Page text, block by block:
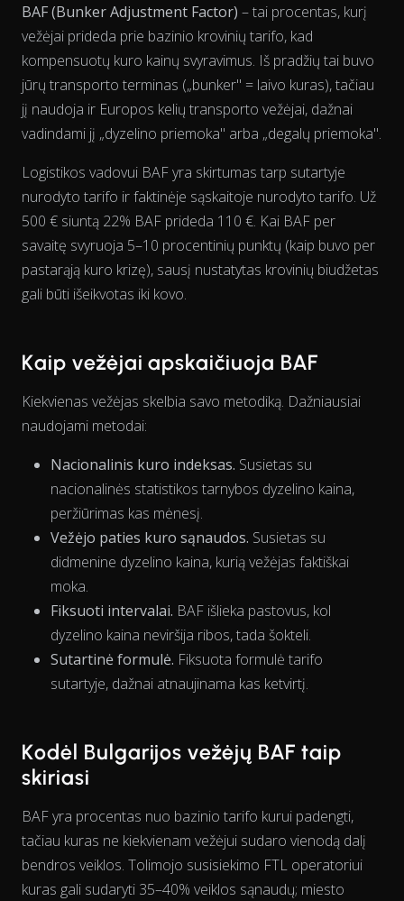
View as data table, Chart
BAF (Bunker Adjustment Factor) – tai procentas, kurį
vežėjai prideda prie bazinio krovinių tarifo, kad
kompensuotų kuro kainų svyravimus. Iš pradžių tai buvo
jūrų transporto terminas („bunker" = laivo kuras), tačiau
jį naudoja ir Europos kelių transporto vežėjai, dažnai
vadindami jį „dyzelino priemoka" arba „degalų priemoka".
Logistikos vadovui BAF yra skirtumas tarp sutartyje
nurodyto tarifo ir faktinėje sąskaitoje nurodyto tarifo. Už
500 € siuntą 22% BAF prideda 110 €. Kai BAF per
savaitę svyruoja 5–10 procentinių punktų (kaip buvo per
pastarąją kuro krizę), sausį nustatytas krovinių biudžetas
gali būti išeikvotas iki kovo.
Kaip vežėjai apskaičiuoja BAF
Kiekvienas vežėjas skelbia savo metodiką. Dažniausiai
naudojami metodai:
Nacionalinis kuro indeksas. Susietas su
nacionalinės statistikos tarnybos dyzelino kaina,
peržiūrimas kas mėnesį.
Vežėjo paties kuro sąnaudos. Susietas su
didmenine dyzelino kaina, kurią vežėjas faktiškai
moka.
Fiksuoti intervalai. BAF išlieka pastovus, kol
dyzelino kaina neviršija ribos, tada šokteli.
Sutartinė formulė. Fiksuota formulė tarifo
sutartyje, dažnai atnaujinama kas ketvirtį.
Kodėl Bulgarijos vežėjų BAF taip
skiriasi
BAF yra procentas nuo bazinio tarifo kurui padengti,
tačiau kuras ne kiekvienam vežėjui sudaro vienodą dalį
bendros veiklos. Tolimojo susisiekimo FTL operatoriui
kuras gali sudaryti 35–40% veiklos sąnaudų; miesto